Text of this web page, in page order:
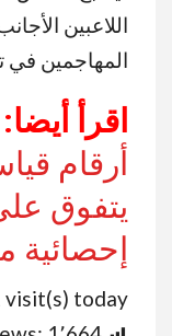
اللاعبين
المهاجمين في
اقرأ أيضا:
أرقام
يتفوق
إحصائية
visit(s) today